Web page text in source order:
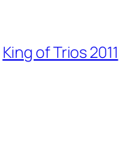
King of Trios 2011